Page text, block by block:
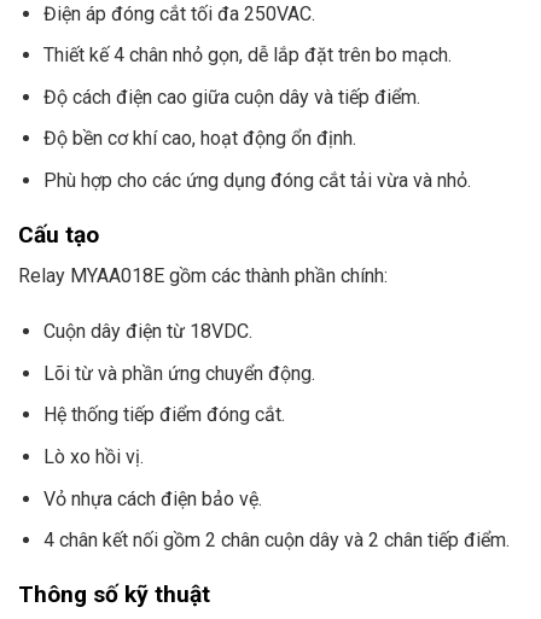
Điện áp đóng cắt tối đa 250VAC.
Thiết kế 4 chân nhỏ gọn, dễ lắp đặt trên bo mạch.
Độ cách điện cao giữa cuộn dây và tiếp điểm.
Độ bền cơ khí cao, hoạt động ổn định.
Phù hợp cho các ứng dụng đóng cắt tải vừa và nhỏ.
Cấu tạo
Relay MYAA018E gồm các thành phần chính:
Cuộn dây điện từ 18VDC.
Lõi từ và phần ứng chuyển động.
Hệ thống tiếp điểm đóng cắt.
Lò xo hồi vị.
Vỏ nhựa cách điện bảo vệ.
4 chân kết nối gồm 2 chân cuộn dây và 2 chân tiếp điểm.
Thông số kỹ thuật